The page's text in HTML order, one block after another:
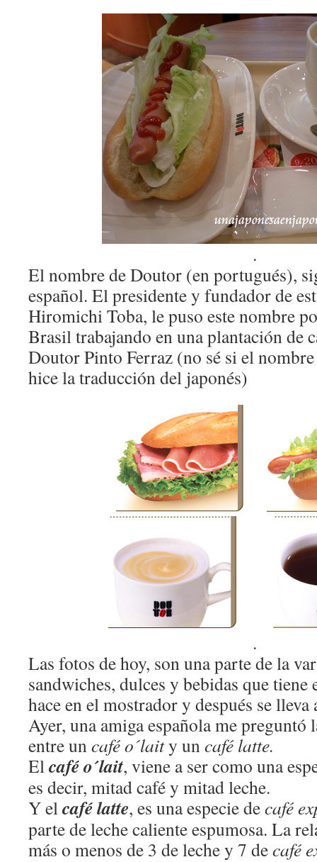
.
El nombre de Doutor (en portugués),
español. El presidente y fundador de
Hiromichi Toba, le puso este nombre
Brasil trabajando en una plantación de
Doutor Pinto Ferraz (no sé si el
hice la traducción del japonés)
.
Las fotos de hoy, son una parte de la
sandwiches, dulces y bebidas que
hace en el mostrador y después se lleva
Ayer, una amiga española me preguntó
entre uncafé o´laity uncafé latte.
Elcafé o´lait, viene a ser como una
es decir, mitad café y mitad leche.
Y elcafé latte, es una especie decafé
parte de leche caliente espumosa. La
más o menos de 3 de leche y 7 decafé